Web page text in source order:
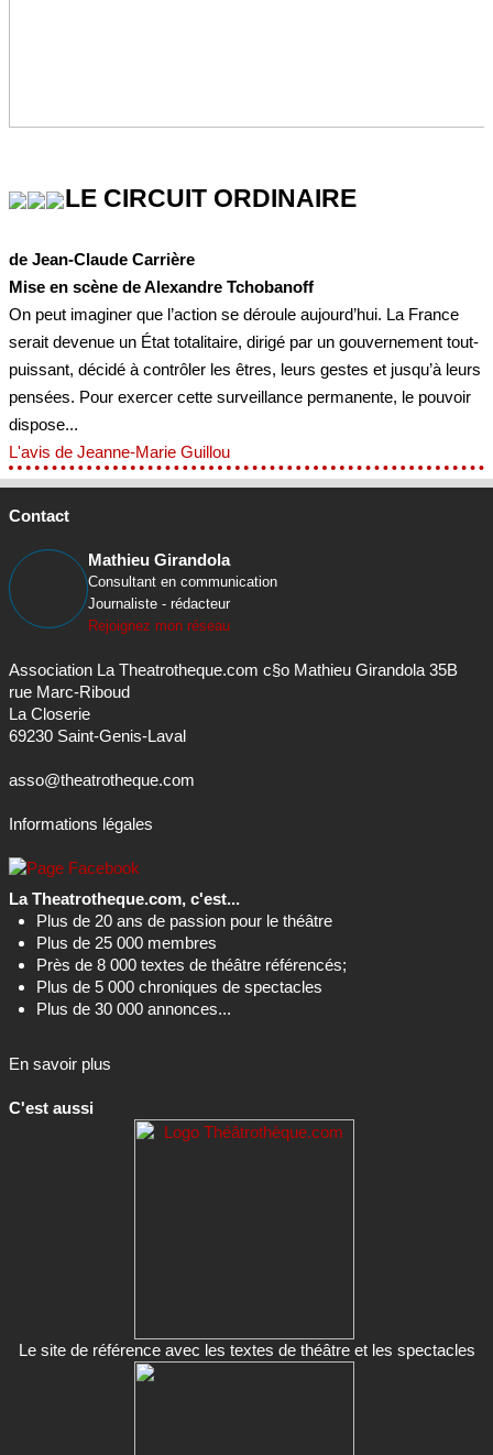
LE CIRCUIT ORDINAIRE
de Jean-Claude Carrière
Mise en scène de Alexandre Tchobanoff
On peut imaginer que l’action se déroule aujourd’hui. La France
serait devenue un État totalitaire, dirigé par un gouvernement tout-
puissant, décidé à contrôler les êtres, leurs gestes et jusqu’à leurs
pensées. Pour exercer cette surveillance permanente, le pouvoir
dispose...
L'avis de Jeanne-Marie Guillou
Contact
Mathieu Girandola
Consultant en communication
Journaliste - rédacteur
Rejoignez mon réseau
Association La Theatrotheque.com c§o Mathieu Girandola 35B
rue Marc-Riboud
La Closerie
69230 Saint-Genis-Laval
asso@theatrotheque.com
Informations légales
La Theatrotheque.com, c'est...
Plus de 20 ans de passion pour le théâtre
Plus de 25 000 membres
Près de 8 000 textes de théâtre référencés;
Plus de 5 000 chroniques de spectacles
Plus de 30 000 annonces...
En savoir plus
C'est aussi
Le site de référence avec les textes de théâtre et les spectacles